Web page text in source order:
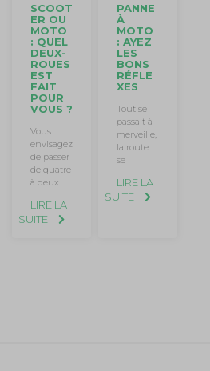
SCOOT
ER OU
MOTO
: QUEL
DEUX-
ROUES
EST
FAIT
POUR
VOUS ?
Vous
envisagez
de passer
de quatre
à deux
LIRE LA
SUITE
PANNE
À
MOTO
: AYEZ
LES
BONS
RÉFLE
XES
Tout se
passait à
merveille,
la route
se
LIRE LA
SUITE